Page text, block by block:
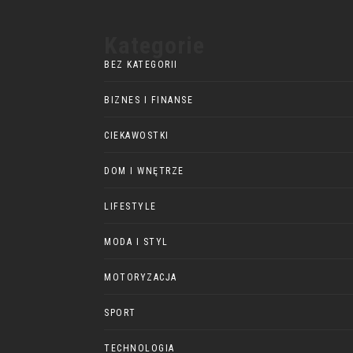
BEZ KATEGORII
BIZNES I FINANSE
CIEKAWOSTKI
DOM I WNĘTRZE
LIFESTYLE
MODA I STYL
MOTORYZACJA
SPORT
TECHNOLOGIA